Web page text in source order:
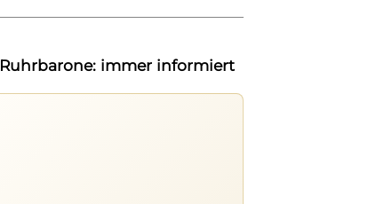
Ruhrbarone: immer informiert